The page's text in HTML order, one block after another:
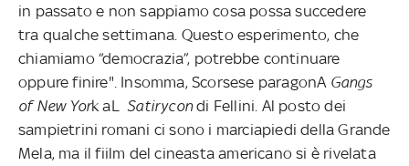
in passato e non sappiamo cosa possa succedere
tra qualche settimana. Questo esperimento, che
chiamiamo “democrazia”, potrebbe continuare
oppure finire". Insomma, Scorsese paragonA Gangs
of New York aLSatirycondi Fellini. Al posto dei
sampietrini romani ci sono i marciapiedi della Grande
Mela, ma il fiilm del cineasta americano si è rivelata